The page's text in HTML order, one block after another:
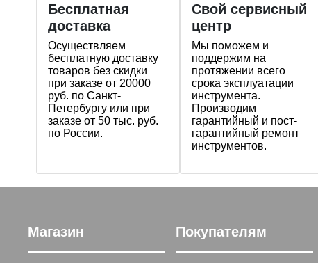
Бесплатная
доставка
Осуществляем
бесплатную доставку
товаров без скидки
при заказе от 20000
руб. по Санкт-
Петербургу или при
заказе от 50 тыс. руб.
по России.
Свой сервисный
центр
Мы поможем и
поддержим на
протяжении всего
срока эксплуатации
инструмента.
Производим
гарантийный и пост-
гарантийный ремонт
инструментов.
Магазин Покупателям